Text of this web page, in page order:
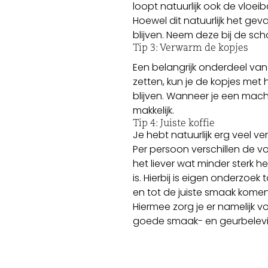
loopt natuurlijk ook de
Hoewel dit natuurlijk het
blijven. Neem deze bij de
Tip 3: Verwarm de kopjes
Een belangrijk onderdeel
zetten, kun je de kopjes met
blijven. Wanneer je een
makkelijk.
Tip 4: Juiste koffie
Je hebt natuurlijk erg veel
Per persoon verschillen de
het liever wat minder sterk
is. Hierbij is eigen
en tot de juiste smaak
Hiermee zorg je er namelijk
goede smaak- en